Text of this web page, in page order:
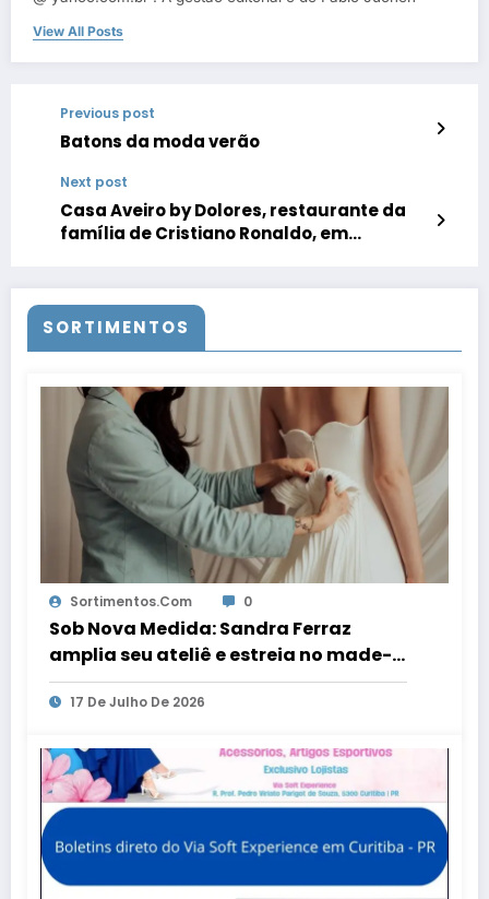
View All Posts
Previous post
Batons da moda verão
Next post
Casa Aveiro by Dolores, restaurante da
família de Cristiano Ronaldo, em
SORTIMENTOS
Sortimentos.com 0
Sob Nova Medida: Sandra Ferraz
amplia seu ateliê e estreia no made-
to-order
17 De Julho De 2026